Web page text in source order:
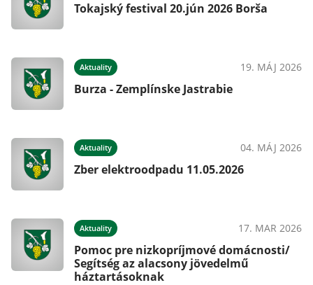
Tokajský festival 20.jún 2026 Borša
Aktuality 19. MÁJ 2026
Burza - Zemplínske Jastrabie
Aktuality 04. MÁJ 2026
Zber elektroodpadu 11.05.2026
Aktuality 17. MAR 2026
Pomoc pre nizkopríjmové domácnosti/
Segítség az alacsony jövedelmű
háztartásoknak